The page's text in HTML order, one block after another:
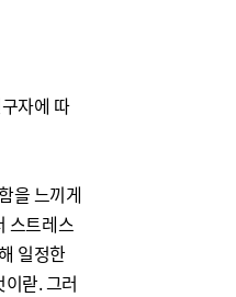
자에 따
을 느끼게
스트레스
일정한
이랃.그러